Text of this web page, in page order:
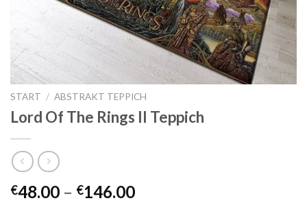
START / ABSTRAKT TEPPICH
Lord Of The Rings II Teppich
€48.00 – €146.00Preisspanne: